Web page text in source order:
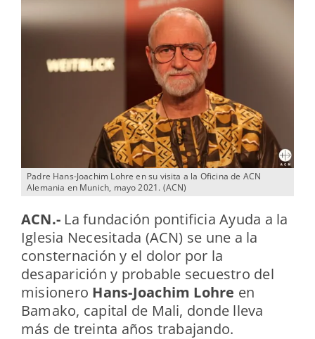
Padre Hans-Joachim Lohre en su visita a la Oficina de ACN
Alemania en Munich, mayo 2021. (ACN)
ACN.- La fundación pontificia Ayuda a la
Iglesia Necesitada (ACN) se une a la
consternación y el dolor por la
desaparición y probable secuestro del
misionero Hans-Joachim Lohre en
Bamako, capital de Mali, donde lleva
más de treinta años trabajando.